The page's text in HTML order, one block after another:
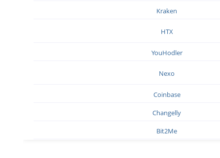
Kraken
HTX
YouHodler
Nexo
Coinbase
Changelly
Bit2Me